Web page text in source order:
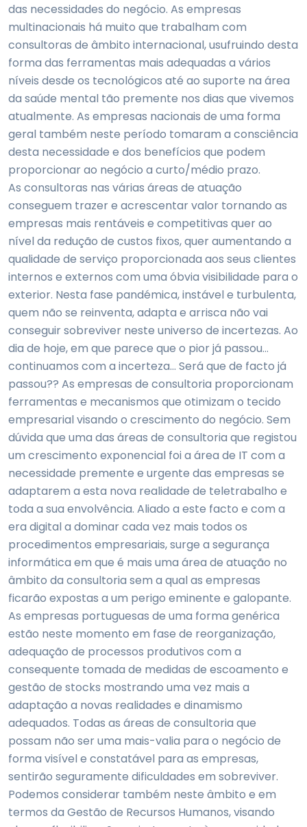
das necessidades do negócio. As empresas
multinacionais há muito que trabalham com
consultoras de âmbito internacional, usufruindo desta
forma das ferramentas mais adequadas a vários
níveis desde os tecnológicos até ao suporte na área
da saúde mental tão premente nos dias que vivemos
atualmente. As empresas nacionais de uma forma
geral também neste período tomaram a consciência
desta necessidade e dos benefícios que podem
proporcionar ao negócio a curto/médio prazo.
As consultoras nas várias áreas de atuação
conseguem trazer e acrescentar valor tornando as
empresas mais rentáveis e competitivas quer ao
nível da redução de custos fixos, quer aumentando a
qualidade de serviço proporcionada aos seus clientes
internos e externos com uma óbvia visibilidade para o
exterior. Nesta fase pandémica, instável e turbulenta,
quem não se reinventa, adapta e arrisca não vai
conseguir sobreviver neste universo de incertezas. Ao
dia de hoje, em que parece que o pior já passou…
continuamos com a incerteza… Será que de facto já
passou?? As empresas de consultoria proporcionam
ferramentas e mecanismos que otimizam o tecido
empresarial visando o crescimento do negócio. Sem
dúvida que uma das áreas de consultoria que registou
um crescimento exponencial foi a área de IT com a
necessidade premente e urgente das empresas se
adaptarem a esta nova realidade de teletrabalho e
toda a sua envolvência. Aliado a este facto e com a
era digital a dominar cada vez mais todos os
procedimentos empresariais, surge a segurança
informática em que é mais uma área de atuação no
âmbito da consultoria sem a qual as empresas
ficarão expostas a um perigo eminente e galopante.
As empresas portuguesas de uma forma genérica
estão neste momento em fase de reorganização,
adequação de processos produtivos com a
consequente tomada de medidas de escoamento e
gestão de stocks mostrando uma vez mais a
adaptação a novas realidades e dinamismo
adequados. Todas as áreas de consultoria que
possam não ser uma mais-valia para o negócio de
forma visível e constatável para as empresas,
sentirão seguramente dificuldades em sobreviver.
Podemos considerar também neste âmbito e em
termos da Gestão de Recursos Humanos, visando